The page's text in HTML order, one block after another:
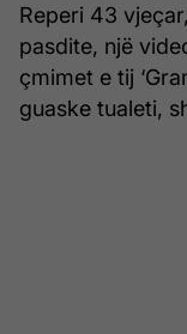
Reperi 43
pasdite, një
çmimet e tij
guaske tualeti,